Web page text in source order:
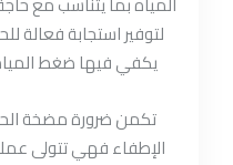
لتوفير استجابة فعالة
يكفي فيها ضغط
تكمن ضرورة مضخة
الإطفاء فهي تتولى